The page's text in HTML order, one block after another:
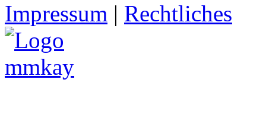
Impressum | Rechtliches